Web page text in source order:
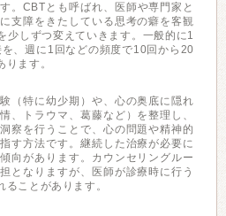
。CBTとも呼ばれ、医師や専門家と
支障をきたしている思考の癖を客観
少しずつ変えていきます。一般的に1
、週に1回などの頻度で10回から20
ます。
（特に幼少期）や、心の奥底に隠れ
、トラウマ、葛藤など）を整理し、
察を行うことで、心の問題や精神的
す方法です。継続した治療が必要に
向があります。カウンセリングルー
となりますが、医師が診療時に行う
ことがあります。